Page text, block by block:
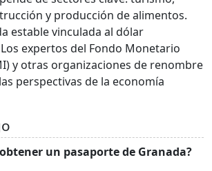
y producción de alimentos.
estable vinculada al dólar
expertos del Fondo Monetario
y otras organizaciones de renombre
perspectivas de la economía
un pasaporte de Granada?